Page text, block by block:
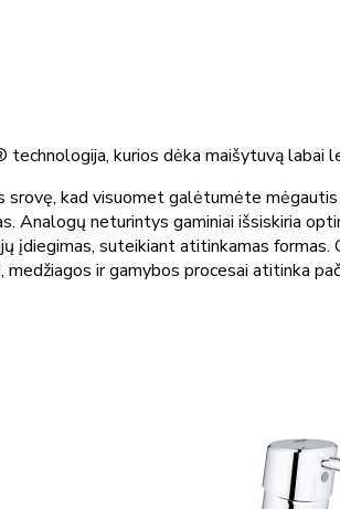
kurios dėka maišytuvą labai
kad visuomet galėtumėte
Analogų neturintys gaminiai išsiskiria
įdiegimas, suteikiant atitinkamas
ir gamybos procesai atitinka